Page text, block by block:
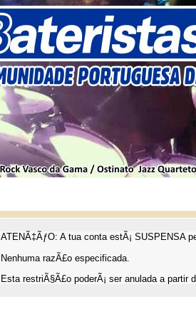
ATENÃ‡ÃƒO: A tua conta estÃ¡ SUSPENSA
Nenhuma razÃ£o especificada.
Esta restriÃ§Ã£o poderÃ¡ ser anulada a partir